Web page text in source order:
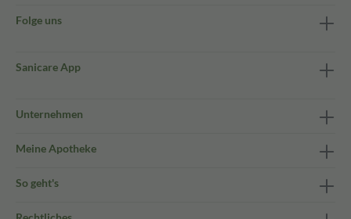
Folge uns
Sanicare App
Unternehmen
Meine Apotheke
So geht's